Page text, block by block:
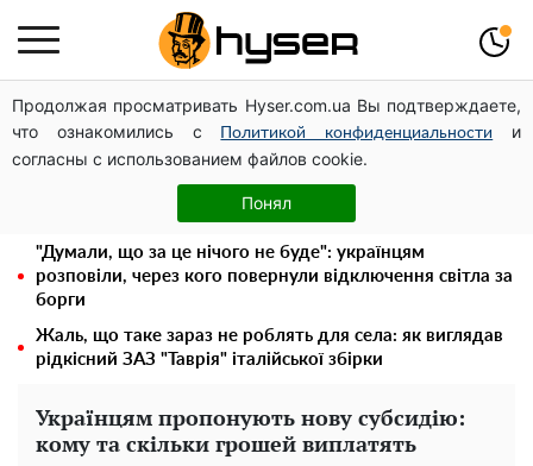
Продолжая просматривать Hyser.com.ua Вы подтверждаете,
что ознакомились с
Политикой конфиденциальности
и
согласны с использованием файлов cookie.
Понял
Українська авіатранспортна асоціація звернулася до
Мінфіну із закликом уніфікувати оподаткування
авіалізингу
Олена Тополя злив відео – це далеко не все: фронтмен
"Антитіла" Тарас Тополя став наступним
"Думали, що за це нічого не буде": українцям
розповіли, через кого повернули відключення світла за
борги
Жаль, що таке зараз не роблять для села: як виглядав
рідкісний ЗАЗ "Таврія" італійської збірки
Українцям пропонують нову субсидію:
кому та скільки грошей виплатять